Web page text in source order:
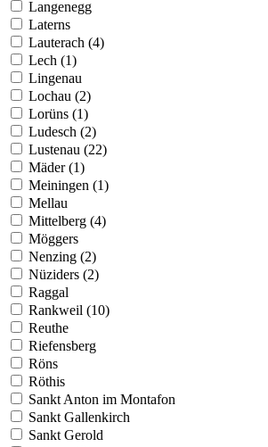
Langenegg
Laterns
Lauterach (4)
Lech (1)
Lingenau
Lochau (2)
Lorüns (1)
Ludesch (2)
Lustenau (22)
Mäder (1)
Meiningen (1)
Mellau
Mittelberg (4)
Möggers
Nenzing (2)
Nüziders (2)
Raggal
Rankweil (10)
Reuthe
Riefensberg
Röns
Röthis
Sankt Anton im Montafon
Sankt Gallenkirch
Sankt Gerold